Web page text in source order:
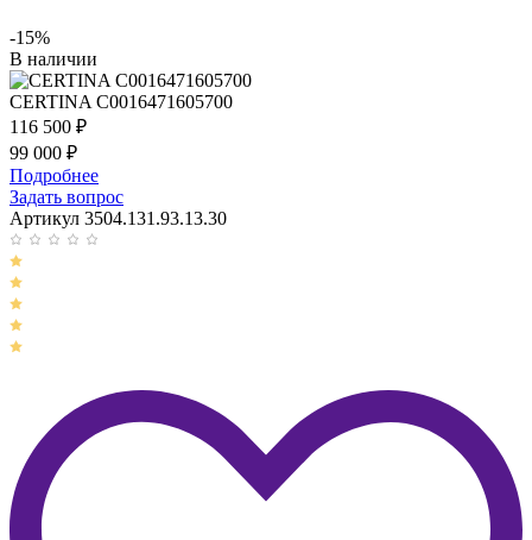
-15%
В наличии
CERTINA C0016471605700
116 500 ₽
99 000 ₽
Подробнее
Задать вопрос
Артикул 3504.131.93.13.30